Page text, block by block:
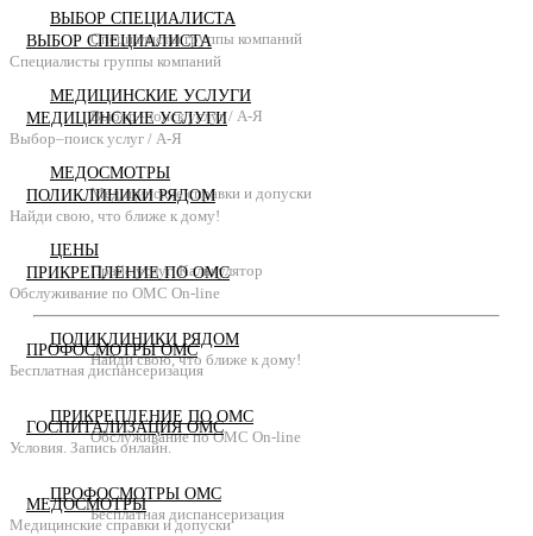
ВЫБОР СПЕЦИАЛИСТА
Специалисты группы компаний
МЕДИЦИНСКИЕ УСЛУГИ
Выбор–поиск услуг / А-Я
МЕДОСМОТРЫ
Медицинские справки и допуски
ЦЕНЫ
Прайс услуг. Калькулятор
ПОЛИКЛИНИКИ РЯДОМ
Найди свою, что ближе к дому!
ПРИКРЕПЛЕНИЕ ПО ОМС
Обслуживание по ОМС On-line
ПРОФОСМОТРЫ ОМС
Бесплатная диспансеризация
ВЫБОР СПЕЦИАЛИСТА
Специалисты группы компаний
МЕДИЦИНСКИЕ УСЛУГИ
Выбор–поиск услуг / А-Я
ПОЛИКЛИНИКИ РЯДОМ
Найди свою, что ближе к дому!
ПРИКРЕПЛЕНИЕ ПО ОМС
Обслуживание по ОМС On-line
ПРОФОСМОТРЫ ОМС
Бесплатная диспансеризация
ГОСПИТАЛИЗАЦИЯ ОМС
Условия. Запись онлайн.
МЕДОСМОТРЫ
Медицинские справки и допуски